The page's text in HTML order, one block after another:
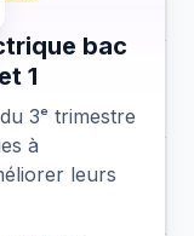
bac
1
3ᵉ trimestre
à
leurs